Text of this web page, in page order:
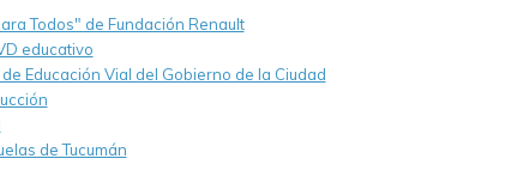
Todos" de Fundación Renault
educativo
Educación Vial del Gobierno de la Ciudad
de Tucumán